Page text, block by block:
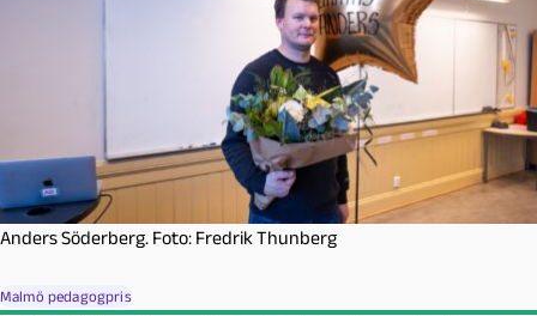
Anders Söderberg. Foto: Fredrik Thunberg
Malmö pedagogpris